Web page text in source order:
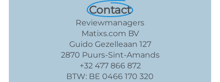
Contact
Reviewmanagers
Matixs.com BV
Guido Gezelleaan 127
2870 Puurs-Sint-Amands
+32 477 866 872
BTW: BE 0466 170 320